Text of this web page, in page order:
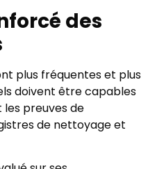
des
plus fréquentes et plus
doivent être capables
preuves de
de nettoyage et